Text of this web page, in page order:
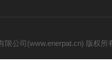
限公司(www.enerpat.cn) 版权